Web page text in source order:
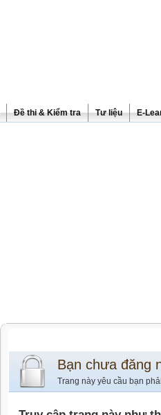
Đề thi & Kiểm tra Tư liệu E-
Bạn chưa đăng
Trang này yêu cầu bạn